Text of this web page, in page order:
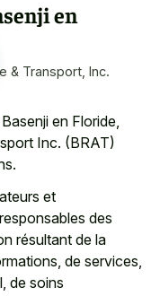
en
& Transport, Inc.
en Floride,
Inc. (BRAT)
et
des
résultant de la
de services,
de soins